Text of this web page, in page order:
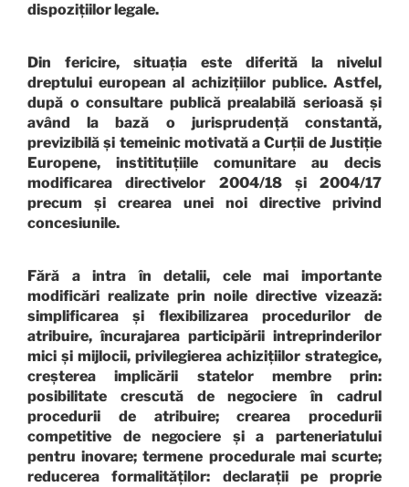
dispozițiilor legale.
Din fericire, situația este diferită la nivelul
dreptului european al achizițiilor publice. Astfel,
după o consultare publică prealabilă serioasă și
având la bază o jurisprudență constantă,
previzibilă și temeinic motivată a Curții de Justiție
Europene, institituțiile comunitare au decis
modificarea directivelor 2004/18 și 2004/17
precum și crearea unei noi directive privind
concesiunile.
Fără a intra în detalii, cele mai importante
modificări realizate prin noile directive vizează:
simplificarea și flexibilizarea procedurilor de
atribuire, încurajarea participării intreprinderilor
mici și mijlocii, privilegierea achizițiilor strategice,
creșterea implicării statelor membre prin:
posibilitate crescută de negociere în cadrul
procedurii de atribuire; crearea procedurii
competitive de negociere și a parteneriatului
pentru inovare; termene procedurale mai scurte;
reducerea formalităților: declarații pe proprie